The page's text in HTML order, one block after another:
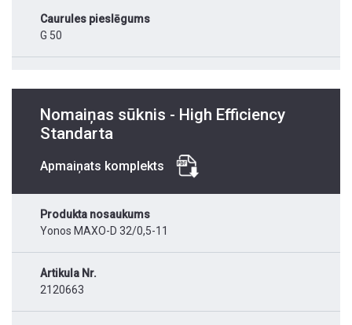
Caurules pieslēgums
G 50
Nomaiņas sūknis - High Efficiency
Standarta
Apmaiņats komplekts
Produkta nosaukums
Yonos MAXO-D 32/0,5-11
Artikula Nr.
2120663